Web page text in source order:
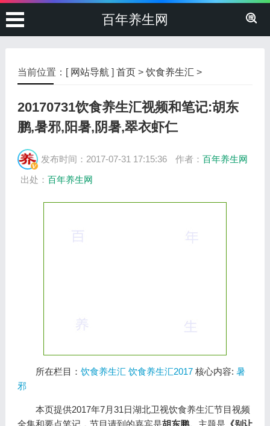
百年养生网
当前位置：[ 网站导航 ] 首页> 饮食养生汇 >
20170731饮食养生汇视频和笔记:胡东
鹏,暑邪,阳暑,阴暑,翠衣虾仁
发布时间：2017-07-31 17:15:36 作者： 百年养生网
出处： 百年养生网
所在栏目： 饮食养生汇 饮食养生汇2017核心内容: 暑
邪
本页提供2017年7月31日湖北卫视饮食养生汇节目视频
全集和要点笔记，节目请到的嘉宾是胡东鹏。主题是 《别让